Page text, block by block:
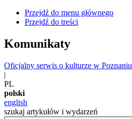
Przejdź do menu głównego
Przejdź do treści
Komunikaty
Oficjalny serwis o kulturze w Poznaniu
|
PL
polski
english
szukaj artykułów i wydarzeń